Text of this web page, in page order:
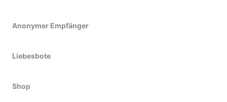
Anonymer Empfänger
Liebesbote
Shop